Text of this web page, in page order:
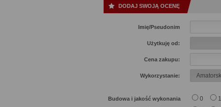
DODAJ SWOJĄ OCENĘ
Imię/Pseudonim
Użytkuję od:
Cena zakupu:
Wykorzystanie:
Budowa i jakość wykonania 0 1